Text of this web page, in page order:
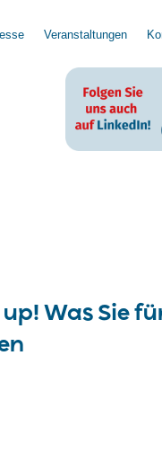
Veranstaltungen
Was Sie